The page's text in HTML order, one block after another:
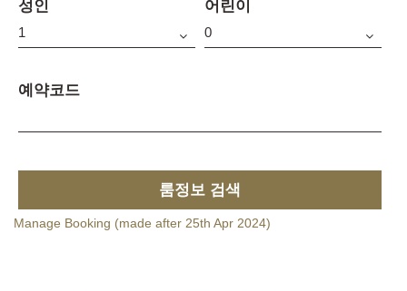
성인 어린이
예약코드
룸정보 검색
Manage Booking (made after 25th Apr 2024)